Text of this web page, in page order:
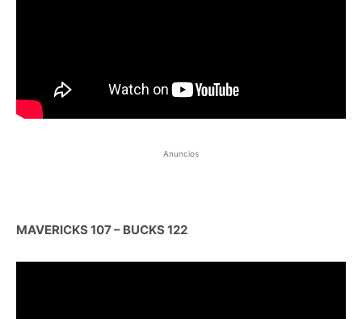
Anuncios
MAVERICKS 107 – BUCKS 122